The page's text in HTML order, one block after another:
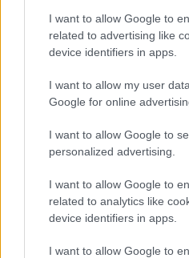
I want to allow Google to
related to advertising like
device identifiers in apps.
I want to allow my user
Google for online
I want to allow Google to
personalized advertising.
I want to allow Google to
related to analytics like
device identifiers in apps.
I want to allow Google to
hírek szerinta napokban
értelmezések szerint
lépéssel élt az orosz